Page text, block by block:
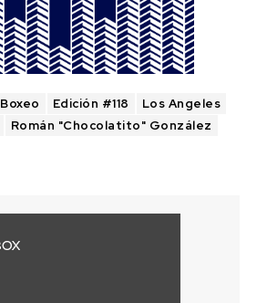
Boxeo Edición #118
Los Angeles
Román "Chocolatito" González